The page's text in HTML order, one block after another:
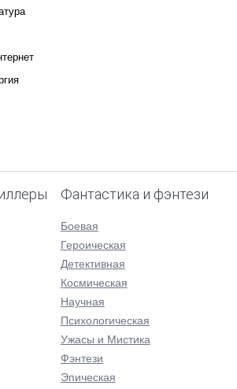
Фантастика и фэнтези
Боевая
Героическая
Детективная
Космическая
Научная
Психологическая
Ужасы и Мистика
Фэнтези
Эпическая